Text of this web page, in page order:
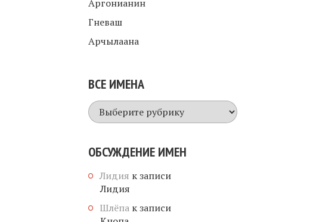
Аргонианин
Гневаш
Арчылаана
ВСЕ ИМЕНА
Все
имена
ОБСУЖДЕНИЕ ИМЕН
Лидия к записи
Лидия
Шлёпа к записи